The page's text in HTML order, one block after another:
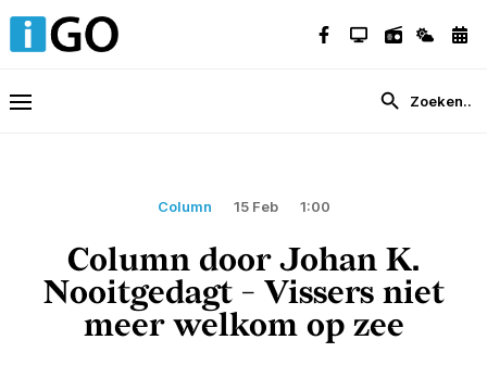
Column 15 Feb 1:00
Column door Johan K.
Nooitgedagt - Vissers niet
meer welkom op zee